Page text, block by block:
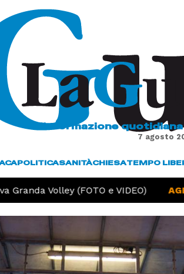
L'informazione
7 agosto
POLITICASANITÀCHIESATEMPO
Volley (FOTO e VIDEO)